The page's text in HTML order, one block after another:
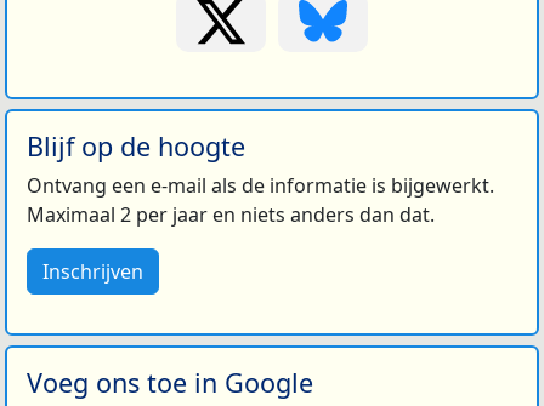
Blijf op de hoogte
Ontvang een e-mail als de informatie is bijgewerkt.
Maximaal 2 per jaar en niets anders dan dat.
Inschrijven
Voeg ons toe in Google